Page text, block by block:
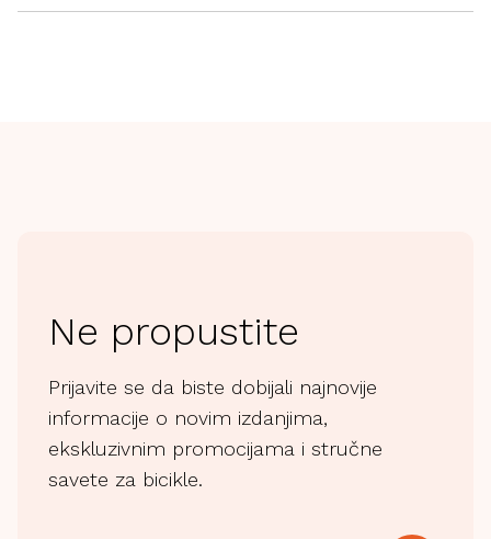
Ne propustite
Prijavite se da biste dobijali najnovije
informacije o novim izdanjima,
ekskluzivnim promocijama i stručne
savete za bicikle.